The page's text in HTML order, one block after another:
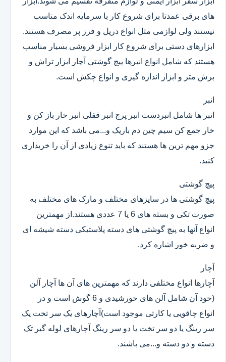
های برقی عمدتا برای شروع کار با سرمایه اندک مناسب
نیستند ولی لوازمی مثل انواع دریل و فرز پر مصرف هستند.
ابزارهای دستی برای شروع کار ابزار فروشی بسیار مناسب
هستند که شامل انواع انبرها پیچ گوشتی آچار ابزار تراش و
برش متر و ابزار اندازه گیری و انواع چکش است.
انبر
انبر ها شامل انبردست انبر پرچ انبر قفلی انبر خار باز کن و
خار جمع کن سیم چین دم باریک و...می باشد که این موارد
جزو مهم ترین ها هستند که باید تنوع زیادی از آن را خریداری
کنید.
پیچ گوشتی
پیچ گوشتی ها در سایزهای مختلف و مارک های مختلف به
صورت تکی و بسته های 6 یا 7 عددی هستند.از مهمترین
انواع آنها به پیچ گوشتی های دسته پلاستیکی دسته شیشه ای
و ضربه خور اشاره کرد.
آچار
آچارها انواع مختلفی دارند که مهمترین های آن ها آچار آلن
(خود آن شامل آلن های خورشیدی و 6 گوش است و در
انواع چاقویی یا کارتی موجود است)آچارهای یک سر تخت یک
سر رینگ یا دو سر تخت یا دو سر رینگ آچارهای لوله گیر تک
دسته و دو دسته و...می باشند.